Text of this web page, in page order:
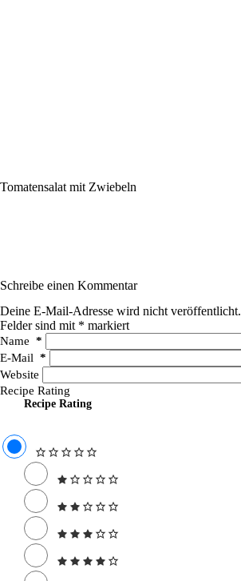
Tomatensalat mit Zwiebeln
Schreibe einen Kommentar
Deine E-Mail-Adresse wird nicht veröffentlicht.
Felder sind mit * markiert
Name *
E-Mail *
Website
Recipe Rating
Recipe Rating